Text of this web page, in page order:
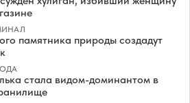
памятника природы создадут
стала видом-доминантом в